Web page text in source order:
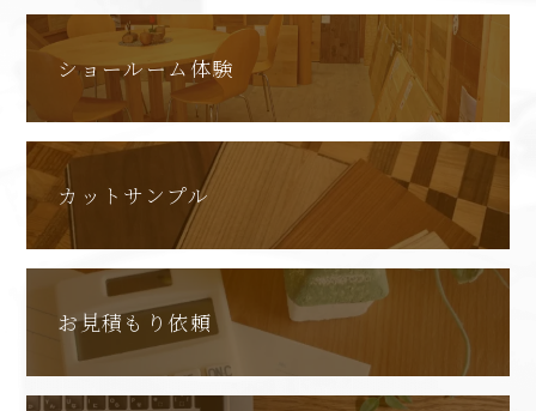
ショールーム体験
カットサンプル
お見積もり依頼